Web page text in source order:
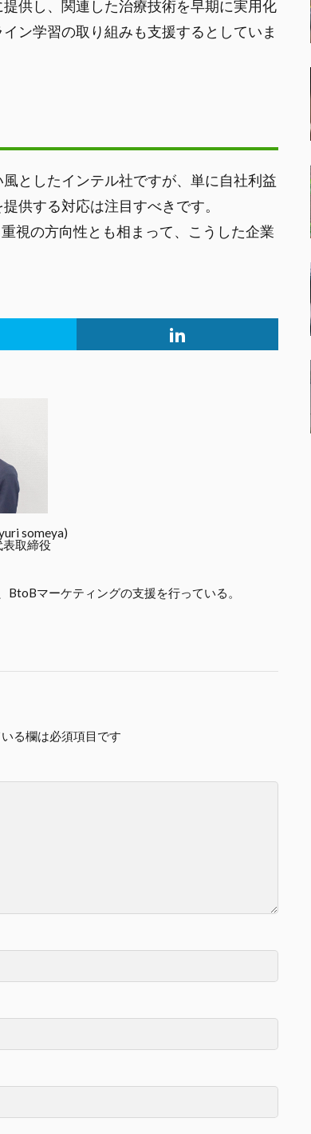
供し、関連した治療技術を早期に実用化
ン学習の取り組みも支援するとしていま
としたインテル社ですが、単に自社利益
供する対応は注目すべきです。
視の方向性とも相まって、こうした企業
someya)
取締役
マーケティングの支援を行っている。
る欄は必須項目です